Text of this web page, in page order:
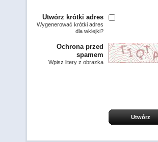
Utwórz krótki adres
Wygenerować krótki adres
dla wklejki?
Ochrona przed
spamem
Wpisz litery z obrazka
Utwórz